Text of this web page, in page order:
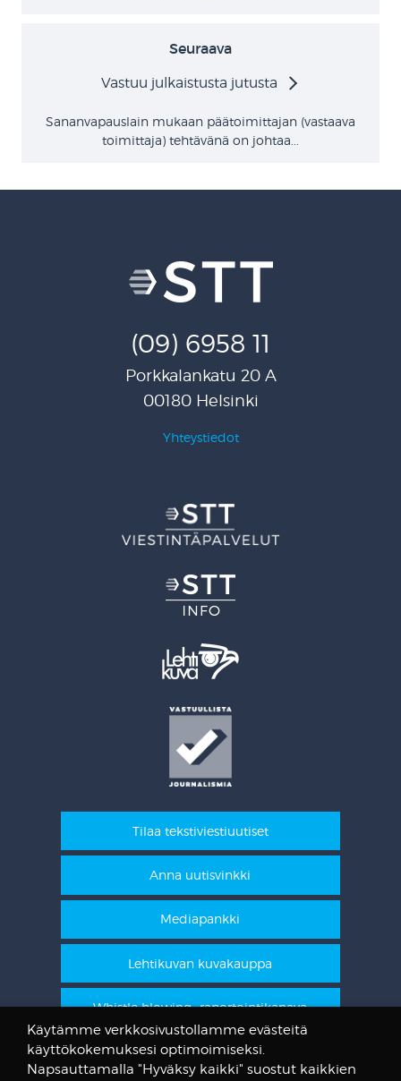
Seuraava
Vastuu julkaistusta jutusta
Sananvapauslain mukaan päätoimittajan (vastaava
toimittaja) tehtävänä on johtaa...
(09) 6958 11
Porkkalankatu 20 A
00180 Helsinki
Yhteystiedot
Tilaa tekstiviestiuutiset
Anna uutisvinkki
Mediapankki
Lehtikuvan kuvakauppa
Whistle blowing -raportointikanava
STT Info
Käytämme verkkosivustollamme evästeitä
käyttökokemuksesi optimoimiseksi.
Napsauttamalla "Hyväksy kaikki" suostut kaikkien